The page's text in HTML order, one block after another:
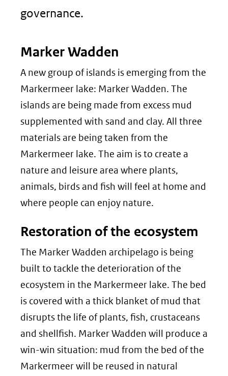
governance.
Marker Wadden
A new group of islands is emerging from the
Markermeer lake: Marker Wadden. The
islands are being made from excess mud
supplemented with sand and clay. All three
materials are being taken from the
Markermeer lake. The aim is to create a
nature and leisure area where plants,
animals, birds and fish will feel at home and
where people can enjoy nature.
Restoration of the ecosystem
The Marker Wadden archipelago is being
built to tackle the deterioration of the
ecosystem in the Markermeer lake. The bed
is covered with a thick blanket of mud that
disrupts the life of plants, fish, crustaceans
and shellfish. Marker Wadden will produce a
win-win situation: mud from the bed of the
Markermeer will be reused in natural